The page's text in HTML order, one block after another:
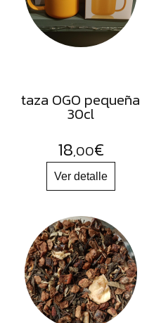
FRUTOS
SECOS
SAL
HARINAS
ACEITES
FLORES
PRODUCTOS
ACCESORIOS
ALIMENTOS
DESHIDRATADOS
taza OGO pequeña
30cl
18,00€